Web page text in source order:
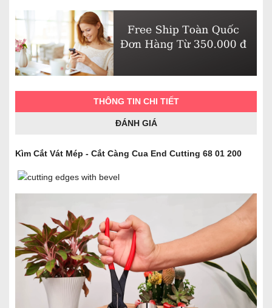
THÔNG TIN CHI TIẾT
ĐÁNH GIÁ
Kìm Cắt Vát Mép - Cắt Càng Cua End Cutting 68 01 200